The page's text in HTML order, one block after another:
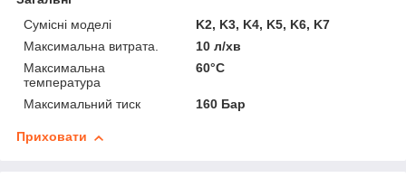
Сумісні моделі
K2, K3, K4, K5, K6, K7
Максимальна витрата.
10 л/хв
Максимальна
температура
60°C
Максимальний тиск 160 Бар
Приховати